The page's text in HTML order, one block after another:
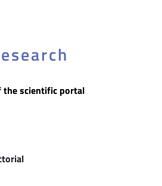
the scientific portal